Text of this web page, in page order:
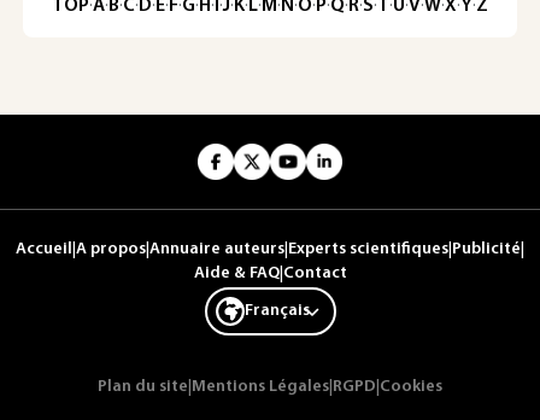
TOP·A·B·C· D· E· F·G· H · ·J· K· L· M · N ·O· P·Q· R·S·T·U·V·W·X·Y·Z
Accueil A propos Annuaire auteurs Experts scientifiques Publicité
Aide & FAQ| Contact
Français
Plan du site Mentions Légales RGPD Cookies